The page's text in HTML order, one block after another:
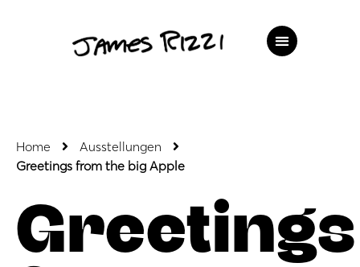
Home
Ausstellungen
Greetings from the big Apple
Greetings